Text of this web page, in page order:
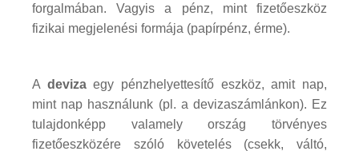
forgalmában. Vagyis a pénz, mint fizetőeszköz
fizikai megjelenési formája (papírpénz, érme).
A devizaegy pénzhelyettesítő eszköz, amit nap,
mint nap használunk (pl. a devizaszámlánkon). Ez
tulajdonképp valamely ország törvényes
fizetőeszközére szóló követelés (csekk, váltó,